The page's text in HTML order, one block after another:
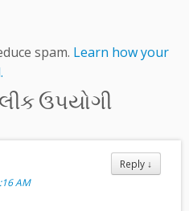
spam. Learn how your
ઉપયોગી
Reply ↓
AM